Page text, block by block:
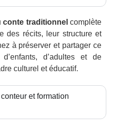
conte traditionnel complète
des récits, leur structure et
à préserver et partager ce
d’adultes et de
culturel et éducatif.
et formation